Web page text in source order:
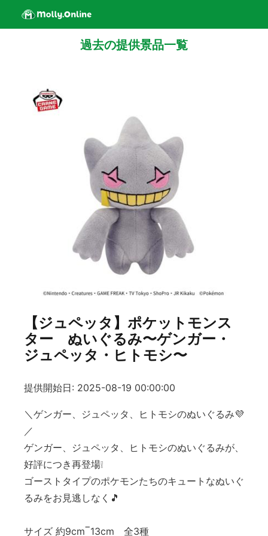
過去の提供景品一覧
【ジュペッタ】ポケットモンス
ター ぬいぐるみ〜ゲンガー・
ジュペッタ・ヒトモシ〜
提供開始日: 2025-08-19 00:00:00
＼ゲンガー、ジュペッタ、ヒトモシのぬいぐるみ💜
／
ゲンガー、ジュペッタ、ヒトモシのぬいぐるみが、
好評につき再登場❕
ゴーストタイプのポケモンたちのキュートなぬいぐ
るみをお見逃しなく🎵
サイズ 約9cm‾13cm 全3種